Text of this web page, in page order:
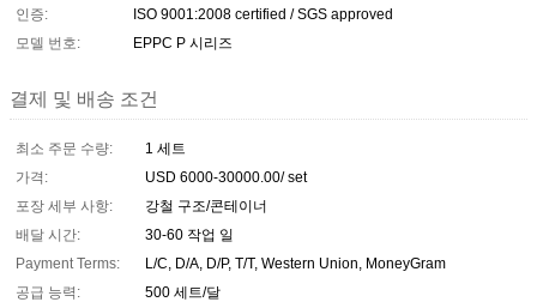
인증:
ISO 9001:2008 certified / SGS approved
모델 번호:
EPPC P 시리즈
결제 및 배송 조건
최소 주문 수량:
1 세트
가격:
USD 6000-30000.00/ set
포장 세부 사항:
강철 구조/콘테이너
배달 시간:
30-60 작업 일
Payment Terms:
L/C, D/A, D/P, T/T, Western Union, MoneyGram
공급 능력:
500 세트/달